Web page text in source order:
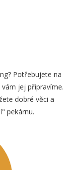
Potřebujete na
jej připravíme.
dobré věci a
pekárnu.